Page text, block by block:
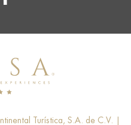
Turística, S.A. de C.V. |